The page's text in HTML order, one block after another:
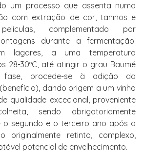
um processo que assenta numa
com extração de cor, taninos e
complementado por
durante a fermentação.
lagares, a uma temperatura
28-30ºC, até atingir o grau Baumé
fase, procede-se à adição da
dando origem a um vinho
qualidade excecional, proveniente
sendo obrigatoriamente
o segundo e o terceiro ano após a
originalmente retinto, complexo,
potencial de envelhecimento.